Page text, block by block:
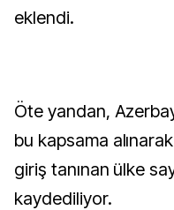
eklendi.
Öte yandan,
bu kapsama
giriş tanınan ülke
kaydediliyor.